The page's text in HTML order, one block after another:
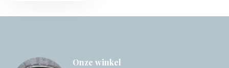
Onze winkel